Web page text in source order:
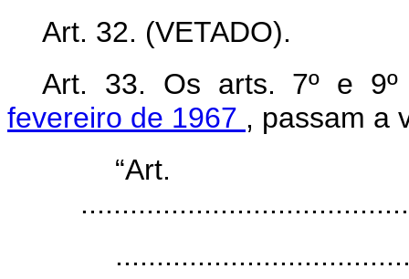
Art. 32. (VETADO).
Art. 33. Os arts. 7º e
fevereiro de 1967 , passam a